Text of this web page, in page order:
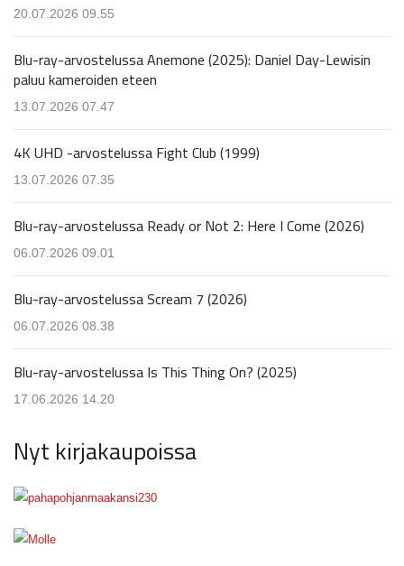
20.07.2026 09.55
Blu-ray-arvostelussa Anemone (2025): Daniel Day-Lewisin
paluu kameroiden eteen
13.07.2026 07.47
4K UHD -arvostelussa Fight Club (1999)
13.07.2026 07.35
Blu-ray-arvostelussa Ready or Not 2: Here I Come (2026)
06.07.2026 09.01
Blu-ray-arvostelussa Scream 7 (2026)
06.07.2026 08.38
Blu-ray-arvostelussa Is This Thing On? (2025)
17.06.2026 14.20
Nyt kirjakaupoissa